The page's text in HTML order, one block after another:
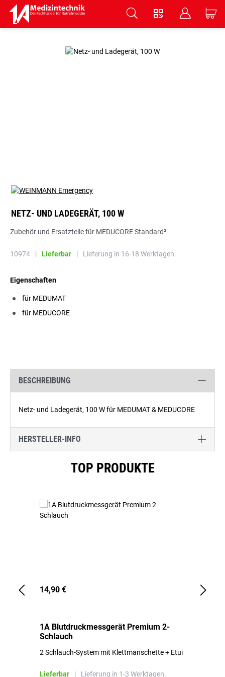
V B C
NETZ- UND LADEGERÄT, 100 W
Zubehör und Ersatzteile für MEDUCORE Standard²
10974 | Lieferbar | Lieferung in 16-18 Werktagen.
Eigenschaften
für MEDUMAT
für MEDUCORE
BESCHREIBUNG
Netz- und Ladegerät, 100 W für MEDUMAT & MEDUCORE
HERSTELLER-INFO
TOP PRODUKTE
14,90 €
1A Blutdruckmessgerät Premium 2-
Schlauch
2 Schlauch-System mit Klettmanschette + Etui
Lieferbar | Lieferung in 1-3 Werktagen.